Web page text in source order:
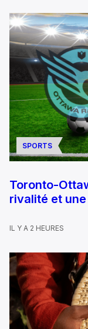
SPORTS
Toronto-
rivalité et
IL Y A 2 HEURES